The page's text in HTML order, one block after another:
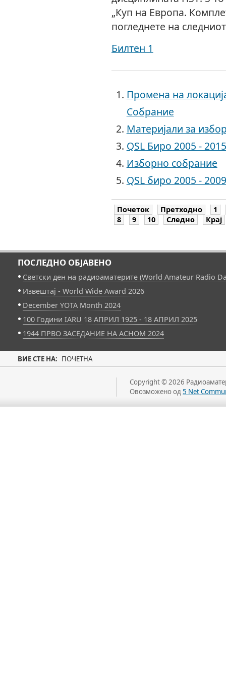
„Куп на Европа.
погледнете на
Билтен 1
Промена на
Собрание
Материјали за
QSL Биро 2005 - 2015
Изборно собрание
QSL биро 2005 -
Почеток Претходно
1
8
9 10 Следно Крај
ПОСЛЕДНО ОБЈАВЕНО
Светски ден на радиоаматерите (World Amateur Radio
Извештај - World Wide Award 2026
December YOTA Month 2024
100 Години IARU 18 АПРИЛ 1925 - 18 АПРИЛ 2025
1944 ПРВО ЗАСЕДАНИЕ НА АСНОМ 2024
ВИЕ СТЕ НА: ПОЧЕТНА
Copyright © 2026
Овозможено од5 Net